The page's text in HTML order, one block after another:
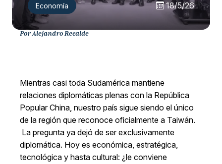
Economía 18/5/26
Por Alejandro Recalde
Mientras casi toda Sudamérica mantiene
relaciones diplomáticas plenas con la República
Popular China, nuestro país sigue siendo el único
de la región que reconoce oficialmente a Taiwán.
La pregunta ya dejó de ser exclusivamente
diplomática. Hoy es económica, estratégica,
tecnológica y hasta cultural: ¿le conviene